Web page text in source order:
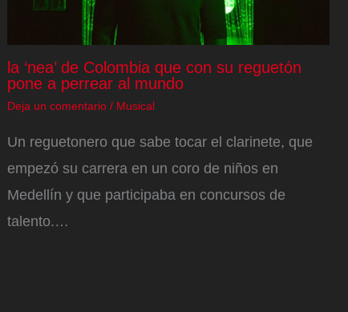
la ‘nea’ de Colombia que con su reguetón
pone a perrear al mundo
Deja un comentario / Musical
Un reguetonero que sabe tocar el clarinete, que
empezó su carrera en un coro de niños en
Medellín y que participaba en concursos de
talento.…